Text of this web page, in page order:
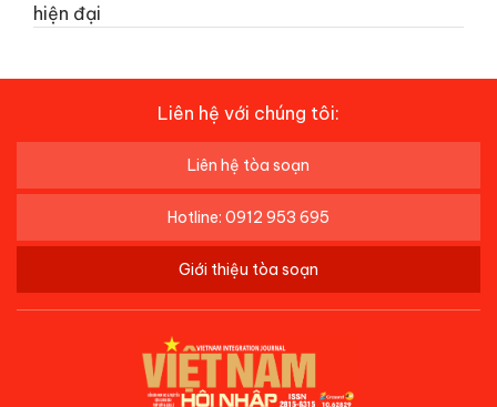
hiện đại
Liên hệ với chúng tôi:
Liên hệ tòa soạn
Hotline: 0912 953 695
Giới thiệu tòa soạn